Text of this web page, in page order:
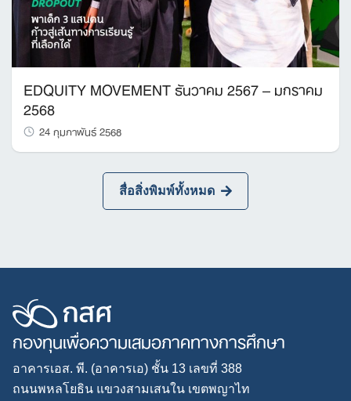
EDQUITY MOVEMENT ธันวาคม 2567 – มกราคม
2568
24 กุมภาพันธ์ 2568
สื่อสิ่งพิมพ์ทั้งหมด
กองทุนเพื่อความเสมอภาคทางการศึกษา
อาคารเอส. พี. (อาคารเอ) ชั้น 13 เลขที่ 388
ถนนพหลโยธิน แขวงสามเสนใน เขตพญาไท